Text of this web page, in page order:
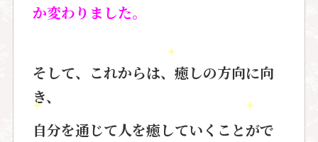
か変わりました。
そして、これからは、癒しの方向に向
き、
自分を通じて人を癒していくことがで